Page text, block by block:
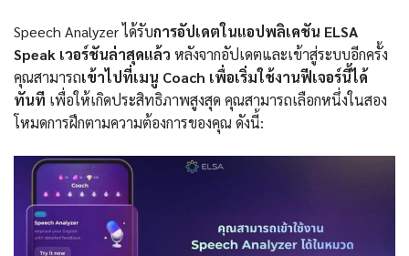
Speech Analyzer ได้รับการอัปเดตในแอปพลิเคชัน ELSA
Speak เวอร์ชันล่าสุดแล้ว หลังจากอัปเดตและเข้าสู่ระบบอีกครั้ง
คุณสามารถเข้าไปที่เมนู Coach เพื่อเริ่มใช้งานฟีเจอร์นี้ได้
ทันที เพื่อให้เกิดประสิทธิภาพสูงสุด คุณสามารถเลือกหนึ่งในสอง
โหมดการฝึกตามความต้องการของคุณ ดังนี้: